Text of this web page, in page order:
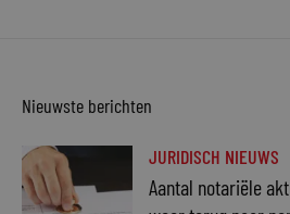
Nieuwste berichten
JURIDISCH NIEUWS
Aantal notariële